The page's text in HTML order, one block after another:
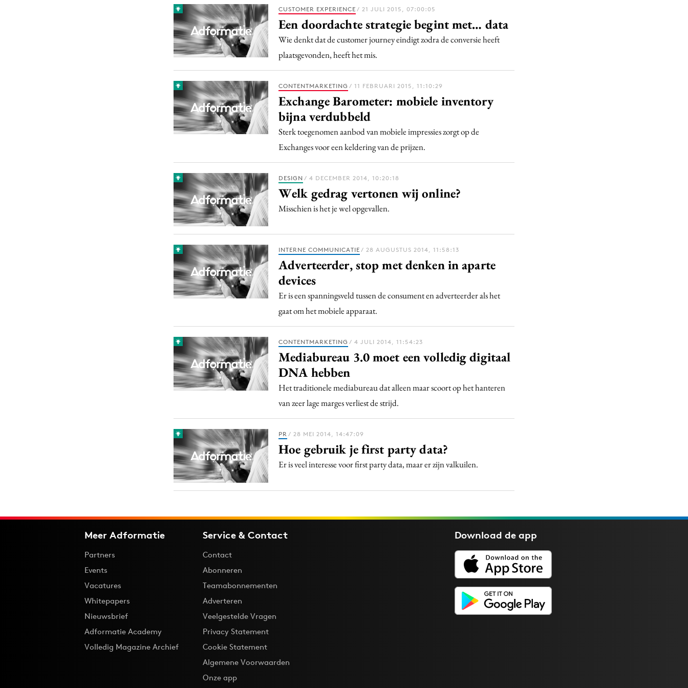
Gedragsverandering
Influencer marketing
Interne communicatie
Purpose Marketing
Reputatie & crisis
CUSTOMER EXPERIENCE / 21 JULI 2015, 07:00:05
Een doordachte strategie begint met… data
Wie denkt dat de customer journey eindigt zodra de conversie heeft
plaatsgevonden, heeft het mis.
CONTENTMARKETING / 11 FEBRUARI 2015, 11:10:29
Exchange Barometer: mobiele inventory
bijna verdubbeld
Sterk toegenomen aanbod van mobiele impressies zorgt op de
Exchanges voor een keldering van de prijzen.
DESIGN / 4 DECEMBER 2014, 10:20:18
Welk gedrag vertonen wij online?
Misschien is het je wel opgevallen.
INTERNE COMMUNICATIE / 28 AUGUSTUS 2014, 11:58:13
Adverteerder, stop met denken in aparte
devices
Er is een spanningsveld tussen de consument en adverteerder als het
gaat om het mobiele apparaat.
CONTENTMARKETING / 4 JULI 2014, 11:54:23
Mediabureau 3.0 moet een volledig digitaal
DNA hebben
Het traditionele mediabureau dat alleen maar scoort op het hanteren
van zeer lage marges verliest de strijd.
PR / 28 MEI 2014, 14:47:09
Hoe gebruik je first party data?
Er is veel interesse voor first party data, maar er zijn valkuilen.
Meer Adformatie
Partners
Events
Vacatures
Whitepapers
Nieuwsbrief
Adformatie Academy
Volledig Magazine Archief
Service & Contact
Contact
Abonneren
Teamabonnementen
Adverteren
Veelgestelde Vragen
Privacy Statement
Cookie Statement
Algemene Voorwaarden
Onze app
Download deapp